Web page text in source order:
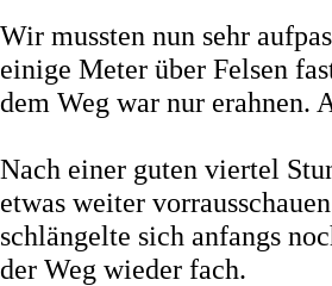
Wir mussten nun sehr
einige Meter über Felsen
dem Weg war nur erahnen.
Nach einer guten viertel
etwas weiter
schlängelte sich anfangs
der Weg wieder fach.